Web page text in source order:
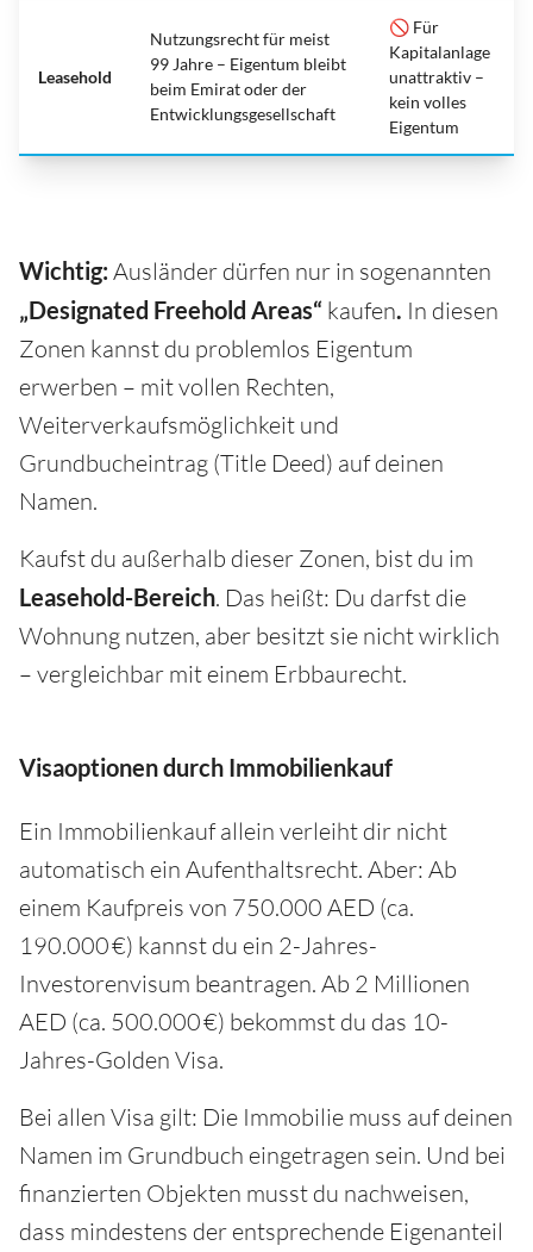
Leasehold
Nutzungsrecht für meist
99 Jahre – Eigentum bleibt
beim Emirat oder der
Entwicklungsgesellschaft
🚫 Für
Kapitalanlage
unattraktiv –
kein volles
Eigentum
Wichtig: Ausländer dürfen nur in sogenannten
„Designated Freehold Areas“ kaufen. In diesen
Zonen kannst du problemlos Eigentum
erwerben – mit vollen Rechten,
Weiterverkaufsmöglichkeit und
Grundbucheintrag (Title Deed) auf deinen
Namen.
Kaufst du außerhalb dieser Zonen, bist du im
Leasehold-Bereich. Das heißt: Du darfst die
Wohnung nutzen, aber besitzt sie nicht wirklich
– vergleichbar mit einem Erbbaurecht.
Visaoptionen durch Immobilienkauf
Ein Immobilienkauf allein verleiht dir nicht
automatisch ein Aufenthaltsrecht. Aber: Ab
einem Kaufpreis von 750.000 AED (ca.
190.000 €) kannst du ein 2-Jahres-
Investorenvisum beantragen. Ab 2 Millionen
AED (ca. 500.000 €) bekommst du das 10-
Jahres-Golden Visa.
Bei allen Visa gilt: Die Immobilie muss auf deinen
Namen im Grundbuch eingetragen sein. Und bei
finanzierten Objekten musst du nachweisen,
dass mindestens der entsprechende Eigenanteil